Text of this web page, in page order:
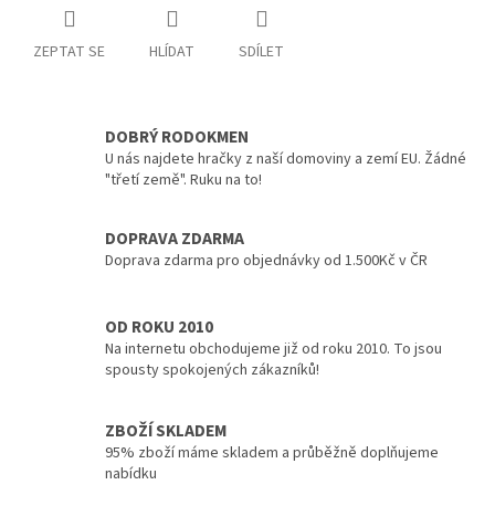
ZEPTAT SE HLÍDAT SDÍLET
DOBRÝ RODOKMEN
U nás najdete hračky z naší domoviny a zemí EU. Žádné
"třetí země". Ruku na to!
DOPRAVA ZDARMA
Doprava zdarma pro objednávky od 1.500Kč v ČR
OD ROKU 2010
Na internetu obchodujeme již od roku 2010. To jsou
spousty spokojených zákazníků!
ZBOŽÍ SKLADEM
95% zboží máme skladem a průběžně doplňujeme
nabídku